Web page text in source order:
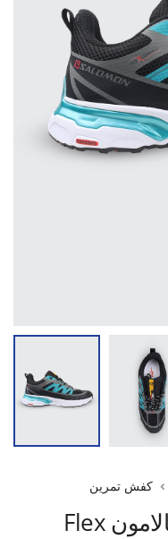
کفش تمرین
کتونی ورزشی مردانه سالامون Flex